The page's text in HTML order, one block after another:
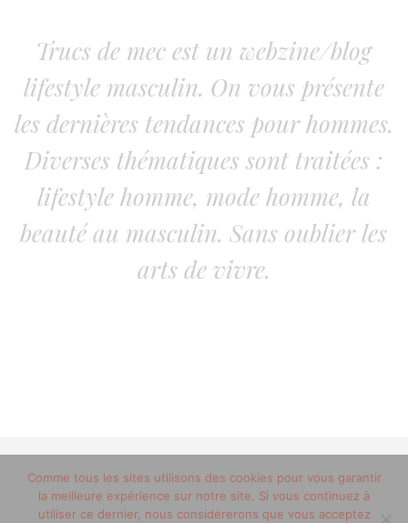
Trucs de mec est un webzine/blog
lifestyle masculin. On vous présente
les dernières tendances pour hommes.
Diverses thématiques sont traitées :
lifestyle homme, mode homme, la
beauté au masculin. Sans oublier les
arts de vivre.
© 2012-2020 copyright trucsdemec.fr - blog lifestyle
masculin/Tous droits réservés
Comme tous les sites utilisons des cookies pour vous garantir
la meilleure expérience sur notre site. Si vous continuez à
utiliser ce dernier, nous considérerons que vous acceptez